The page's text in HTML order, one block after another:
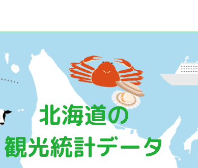
北海道の
観光統計データ